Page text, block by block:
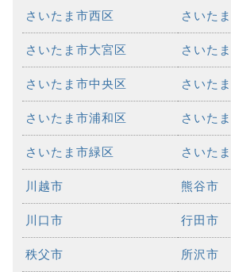
さいたま市西区 さいた
さいたま市大宮区 さいた
さいたま市中央区 さいた
さいたま市浦和区 さいた
さいたま市緑区 さいた
川越市 熊谷市
川口市 行田市
秩父市 所沢市